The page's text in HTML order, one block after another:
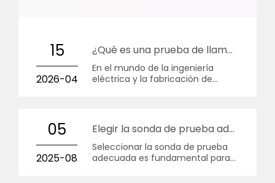
15
2026-04
¿Qué es una prueba de llama con aguja?
En el mundo de la ingeniería
eléctrica y la fabricación de
05
2025-08
Elegir la sonda de prueba adecuada
Seleccionar la sonda de prueba
adecuada es fundamental para